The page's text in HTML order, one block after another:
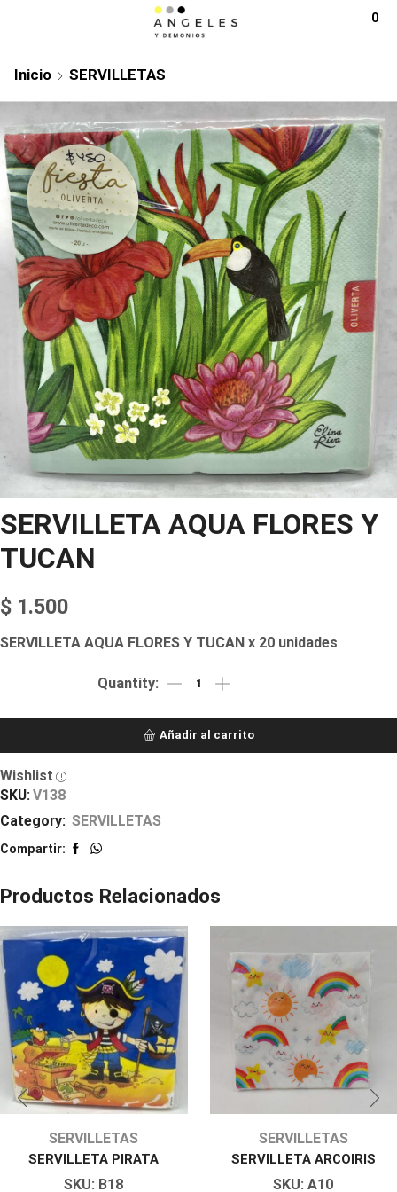
0
Inicio SERVILLETAS
SERVILLETA AQUA FLORES Y
TUCAN
$ 1.500
SERVILLETA AQUA FLORES Y TUCAN x 20 unidades
Añadir al carrito
Wishlist
SKU: V138
Category: SERVILLETAS
Compartir:
Productos Relacionados
SERVILLETAS
SERVILLETA PIRATA
SKU: B18
SERVILLETAS
SERVILLETA ARCOIRIS
SKU:A10